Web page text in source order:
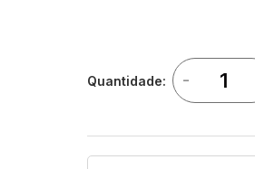
Quantidade: -